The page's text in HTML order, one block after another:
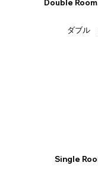
Double Room
ダブル
Single